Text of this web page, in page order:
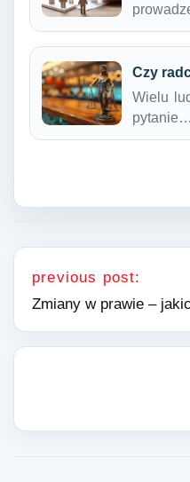
Czy
Wielu
pytanie…
Nawigacja wpisu
previous post:
Zmiany w prawie –